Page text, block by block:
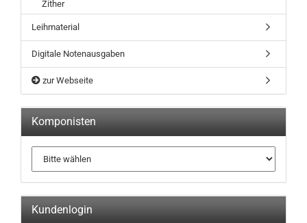
Zither
Leihmaterial
Digitale Notenausgaben
zur Webseite
Komponisten
Kundenlogin